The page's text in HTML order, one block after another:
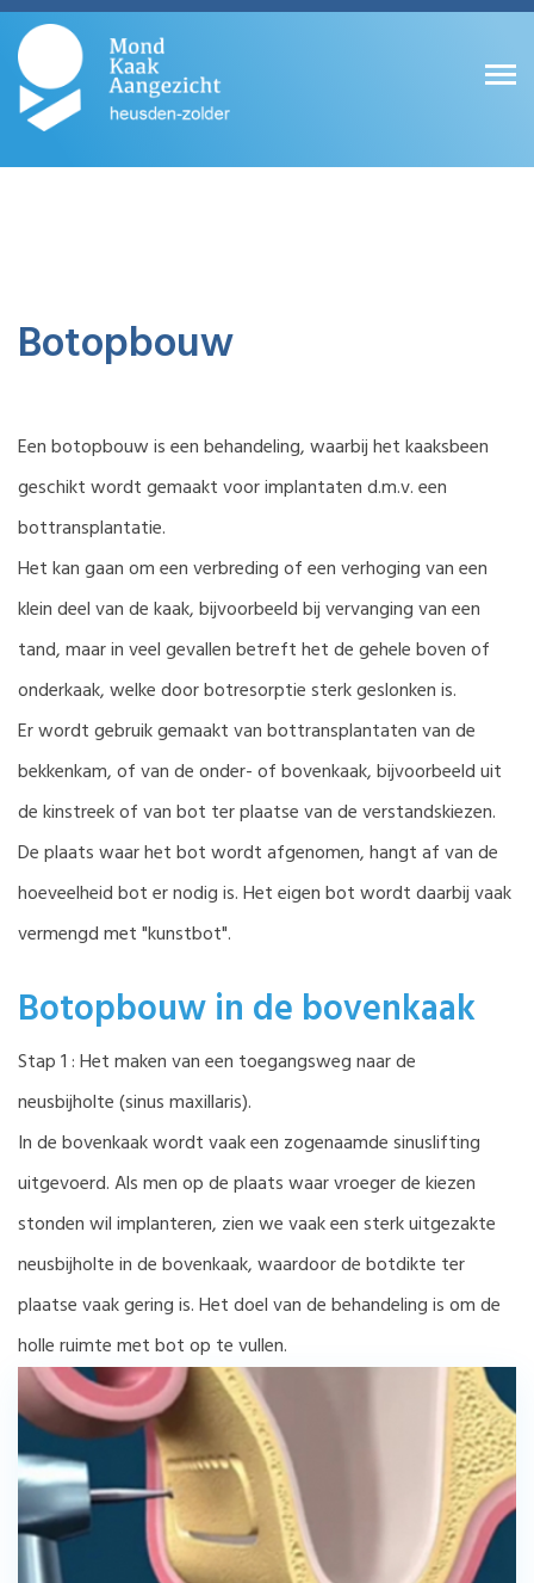
Botopbouw
Een botopbouw is een behandeling, waarbij het kaaksbeen
geschikt wordt gemaakt voor implantaten d.m.v. een
bottransplantatie.
Het kan gaan om een verbreding of een verhoging van een
klein deel van de kaak, bijvoorbeeld bij vervanging van een
tand, maar in veel gevallen betreft het de gehele boven of
onderkaak, welke door botresorptie sterk geslonken is.
Er wordt gebruik gemaakt van bottransplantaten van de
bekkenkam, of van de onder- of bovenkaak, bijvoorbeeld uit
de kinstreek of van bot ter plaatse van de verstandskiezen.
De plaats waar het bot wordt afgenomen, hangt af van de
hoeveelheid bot er nodig is. Het eigen bot wordt daarbij vaak
vermengd met "kunstbot".
Botopbouw in de bovenkaak
Stap 1 : Het maken van een toegangsweg naar de
neusbijholte (sinus maxillaris).
In de bovenkaak wordt vaak een zogenaamde sinuslifting
uitgevoerd. Als men op de plaats waar vroeger de kiezen
stonden wil implanteren, zien we vaak een sterk uitgezakte
neusbijholte in de bovenkaak, waardoor de botdikte ter
plaatse vaak gering is. Het doel van de behandeling is om de
holle ruimte met bot op te vullen.